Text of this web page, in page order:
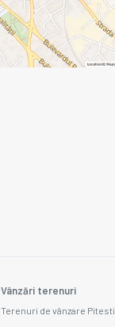
Vânzări terenuri
Terenuri de vânzare Pitesti